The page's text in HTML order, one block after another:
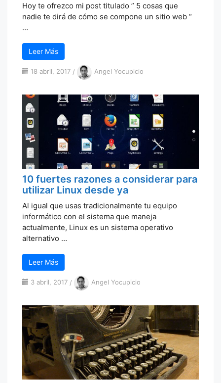
Hoy te ofrezco mi post titulado ” 5 cosas que
nadie te dirá de cómo se compone un sitio web “
…
Leer Más
18 abril, 2017 / Angel Yocupicio
10 fuertes razones a considerar para
utilizar Linux desde ya
Al igual que usas tradicionalmente tu equipo
informático con el sistema que maneja
actualmente, Linux es un sistema operativo
alternativo …
Leer Más
3 abril, 2017 / Angel Yocupicio